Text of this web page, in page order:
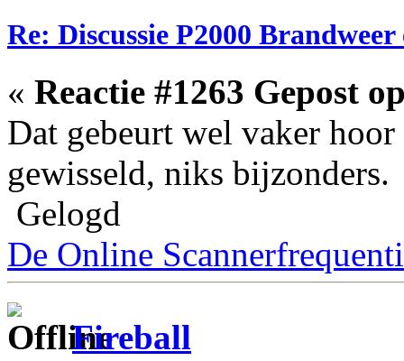
Re: Discussie P2000
« Reactie #1263 Gepost
Dat gebeurt wel vaker
gewisseld, niks bijzonders.
Gelogd
De Online
Fireball